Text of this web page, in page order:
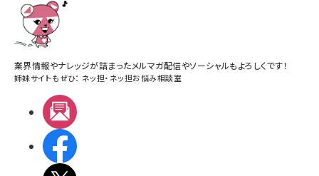
業界情報やナレッジが詰まったメルマガ配信やソーシャルもよろしくです！
姉妹サイトもぜひ： ネッ担・ ネッ担お悩み相談室